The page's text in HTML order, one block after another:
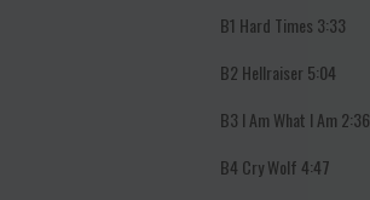
B1 Hard Times 3:33
B2 Hellraiser 5:04
B3 I Am What I Am 2:36
B4 Cry Wolf 4:47